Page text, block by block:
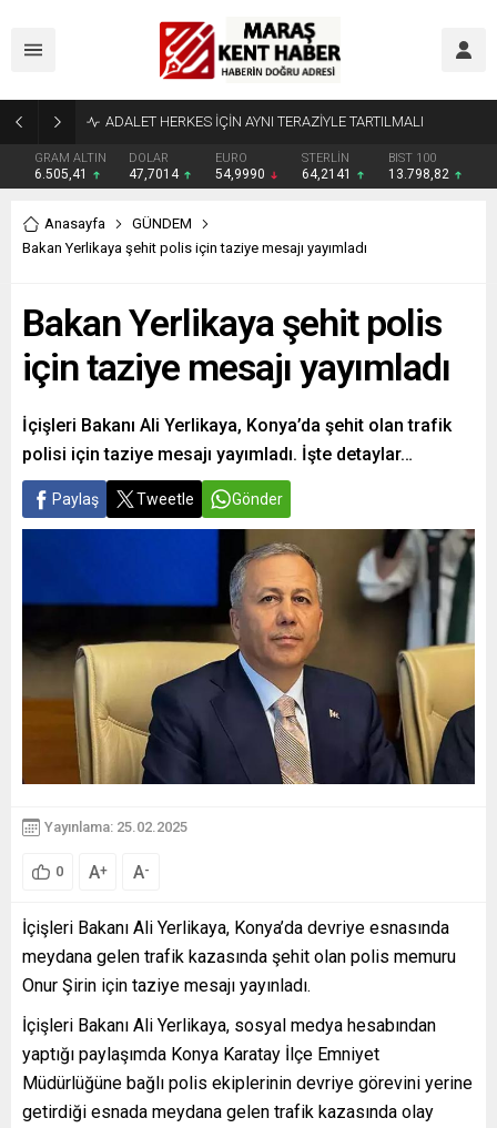
GRAM ALTIN
6.505,41
DOLAR
47,7014
EURO
54,9990
STERLİN
64,2141
BIST 100
13.798,82
Anasayfa
GÜNDEM
Bakan Yerlikaya şehit polis için taziye mesajı yayımladı
Bakan Yerlikaya şehit polis
için taziye mesajı yayımladı
İçişleri Bakanı Ali Yerlikaya, Konya’da şehit olan trafik
polisi için taziye mesajı yayımladı. İşte detaylar…
Paylaş Tweetle Gönder
Yayınlama: 25.02.2025
0 A+ A-
İçişleri Bakanı Ali Yerlikaya, Konya’da devriye esnasında
meydana gelen trafik kazasında şehit olan polis memuru
Onur Şirin için taziye mesajı yayınladı.
İçişleri Bakanı Ali Yerlikaya, sosyal medya hesabından
yaptığı paylaşımda Konya Karatay İlçe Emniyet
Müdürlüğüne bağlı polis ekiplerinin devriye görevini yerine
getirdiği esnada meydana gelen trafik kazasında olay